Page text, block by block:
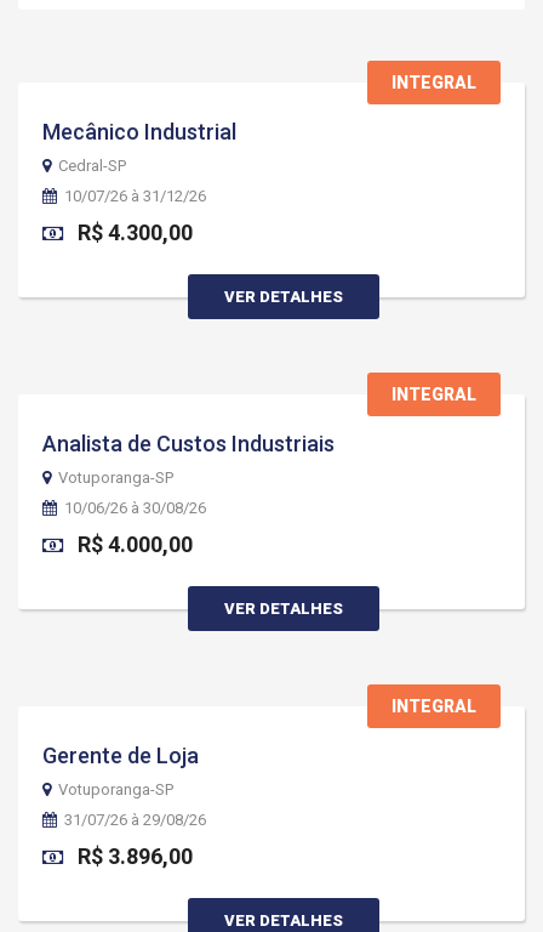
INTEGRAL
Mecânico Industrial
Cedral-SP
10/07/26 à 31/12/26
R$ 4.300,00
VER DETALHES
INTEGRAL
Analista de Custos Industriais
Votuporanga-SP
10/06/26 à 30/08/26
R$ 4.000,00
VER DETALHES
INTEGRAL
Gerente de Loja
Votuporanga-SP
31/07/26 à 29/08/26
R$ 3.896,00
VER DETALHES